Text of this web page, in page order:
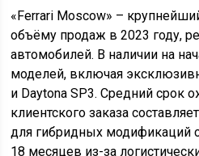
«Ferrari Moscow» –
объёму продаж в 2023 году,
автомобилей. В наличии на
моделей, включая
и Daytona SP3. Средний срок
клиентского заказа
для гибридных модификаций
18 месяцев из-за